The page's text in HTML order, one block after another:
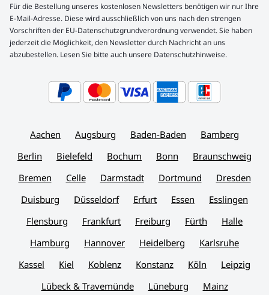
Für die Bestellung unseres kostenlosen Newsletters benötigen wir nur Ihre
E-Mail-Adresse. Diese wird ausschließlich von uns nach den strengen
Vorschriften der EU-Datenschutzgrundverordnung verwendet. Sie haben
jederzeit die Möglichkeit, den Newsletter durch Nachricht an uns
abzubestellen. Lesen Sie bitte auch unsere Datenschutzhinweise.
Aachen Augsburg Baden-Baden
Bamberg
Berlin
Bielefeld Bochum Bonn
Braunschweig
Bremen
Celle Darmstadt Dortmund
Dresden
Duisburg
Düsseldorf Erfurt Essen
Esslingen
Flensburg
Frankfurt Freiburg Fürth
Halle
Hamburg
Hannover Heidelberg
Karlsruhe
Kassel
Kiel Koblenz Konstanz Köln
Leipzig
Lübeck & Travemünde
Lüneburg Mainz